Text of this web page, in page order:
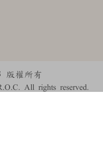
版權所有
All rights reserved.